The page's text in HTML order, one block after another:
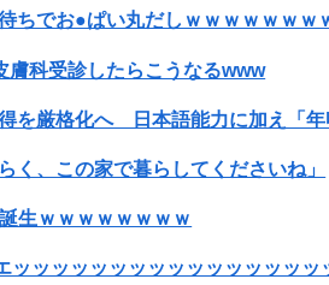
ちでお●ぱい丸だしｗｗｗｗｗｗｗ
膚科受診したらこうなるwww
く、この家で暮らしてくださいね」
生ｗｗｗｗｗｗｗｗ
ッッッッッッッッッッッッッッッッ